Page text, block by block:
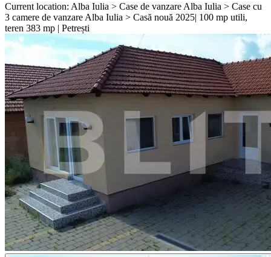
Current location: Alba Iulia > Case de vanzare Alba Iulia > Case cu
3 camere de vanzare Alba Iulia > Casă nouă 2025| 100 mp utili,
teren 383 mp | Petrești